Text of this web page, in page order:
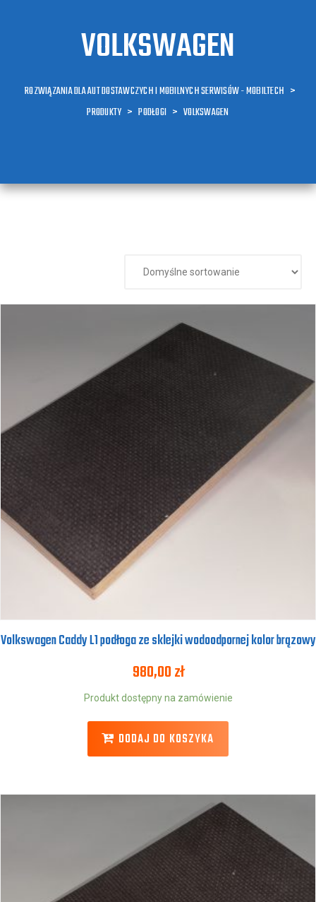
VOLKSWAGEN
ROZWIĄZANIA DLA AUT DOSTAWCZYCH I MOBILNYCH SERWISÓW - MOBILTECH >
PRODUKTY > PODŁOGI > VOLKSWAGEN
Volkswagen Caddy L1 podłoga ze sklejki wodoodpornej kolor brązowy
980,00zł
Produkt dostępny na zamówienie
DODAJ DO KOSZYKA